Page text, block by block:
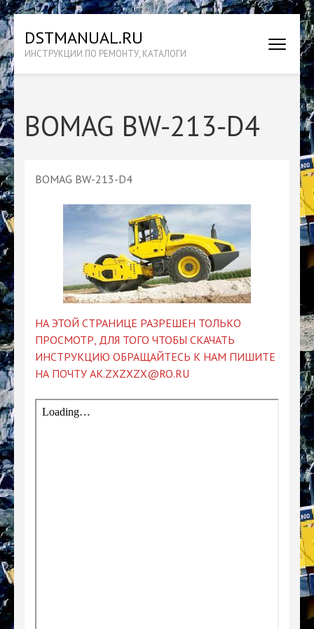
Перейти
к
содержимому
(нажмите
Enter)
DSTMANUAL.RU
ИНСТРУКЦИИ ПО РЕМОНТУ, КАТАЛОГИ
BOMAG BW-213-D4
BOMAG BW-213-D4
НА ЭТОЙ СТРАНИЦЕ РАЗРЕШЕН ТОЛЬКО
ПРОСМОТР, ДЛЯ ТОГО ЧТОБЫ СКАЧАТЬ
ИНСТРУКЦИЮ ОБРАЩАЙТЕСЬ К НАМ ПИШИТЕ
НА ПОЧТУ AK.ZXZXZX@RO.RU